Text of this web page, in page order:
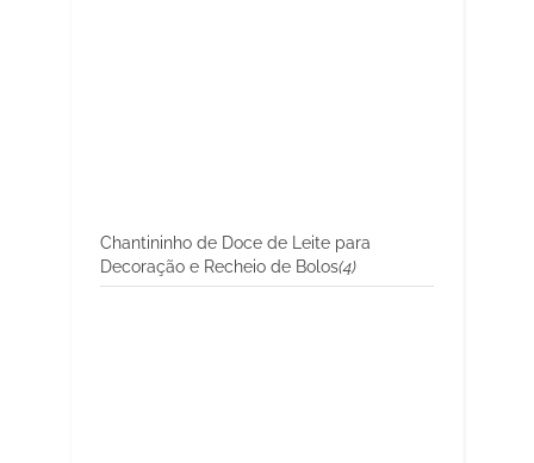
Chantininho de Doce de Leite para
Decoração e Recheio de Bolos(4)